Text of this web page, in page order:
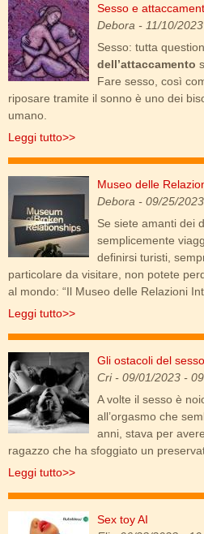
sesso_attaccamento.jpg
Sesso e
Debora - 11/10/
Sesso: tutta
dell’attaccamento
Fare sesso, così
riposare tramite il sonno è uno dei
umano.
Leggi tutto>>
new_20230903_122602.jpg
Museo delle
Debora - 09/25/
Se siete amanti dei
semplicemente
definirsi turisti,
particolare da visitare, non potete
al mondo: “Il Museo delle Relazioni
Leggi tutto>>
cunnilingus.jpg
Gli ostacoli del sesso
Cri- 09/01/2023 -
A volte il sesso è
all’orgasmo che
anni, stava per
ragazzo che ha sfoggiato un
Leggi tutto>>
Sex toy AI